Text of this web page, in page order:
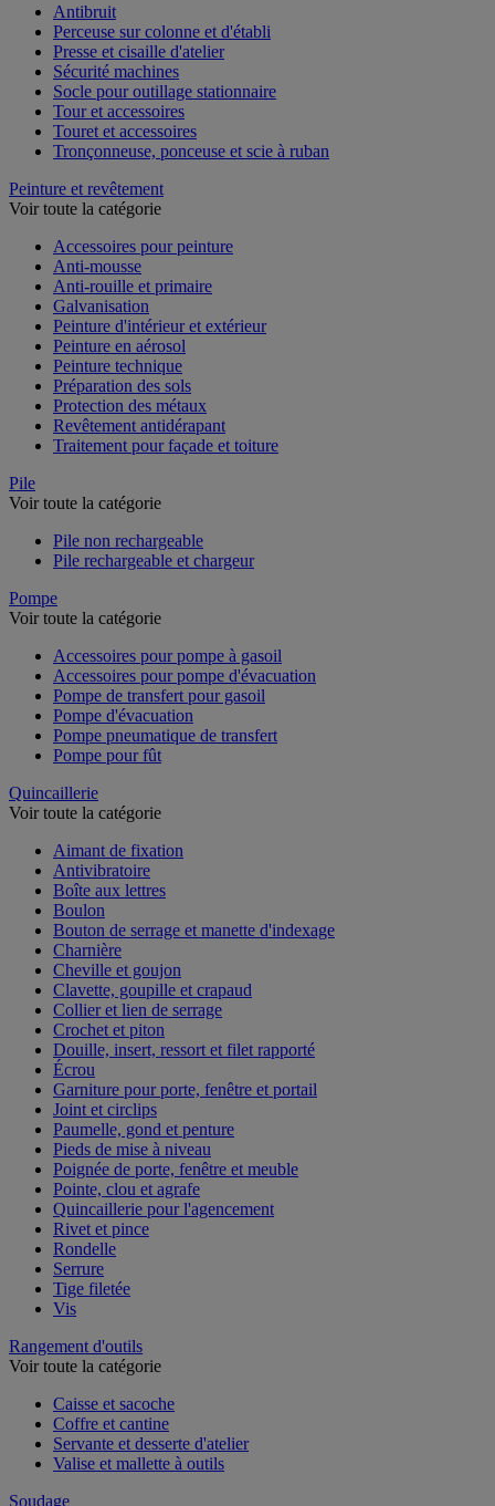
Antibruit
Perceuse sur colonne et d'établi
Presse et cisaille d'atelier
Sécurité machines
Socle pour outillage stationnaire
Tour et accessoires
Touret et accessoires
Tronçonneuse, ponceuse et scie à ruban
Peinture et revêtement
Voir toute la catégorie
Accessoires pour peinture
Anti-mousse
Anti-rouille et primaire
Galvanisation
Peinture d'intérieur et extérieur
Peinture en aérosol
Peinture technique
Préparation des sols
Protection des métaux
Revêtement antidérapant
Traitement pour façade et toiture
Pile
Voir toute la catégorie
Pile non rechargeable
Pile rechargeable et chargeur
Pompe
Voir toute la catégorie
Accessoires pour pompe à gasoil
Accessoires pour pompe d'évacuation
Pompe de transfert pour gasoil
Pompe d'évacuation
Pompe pneumatique de transfert
Pompe pour fût
Quincaillerie
Voir toute la catégorie
Aimant de fixation
Antivibratoire
Boîte aux lettres
Boulon
Bouton de serrage et manette d'indexage
Charnière
Cheville et goujon
Clavette, goupille et crapaud
Collier et lien de serrage
Crochet et piton
Douille, insert, ressort et filet rapporté
Écrou
Garniture pour porte, fenêtre et portail
Joint et circlips
Paumelle, gond et penture
Pieds de mise à niveau
Poignée de porte, fenêtre et meuble
Pointe, clou et agrafe
Quincaillerie pour l'agencement
Rivet et pince
Rondelle
Serrure
Tige filetée
Vis
Rangement d'outils
Voir toute la catégorie
Caisse et sacoche
Coffre et cantine
Servante et desserte d'atelier
Valise et mallette à outils
Soudage